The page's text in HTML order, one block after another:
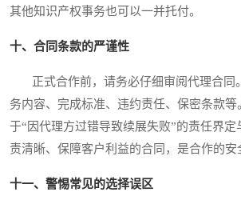
其他知识产权事务也可以一并托付。
十、合同条款的严谨性
正式合作前，请务必仔细审阅代理合同
务内容、完成标准、违约责任、保密条款
于“因代理方过错导致续展失败”的责任界定
责清晰、保障客户利益的合同，是合作的安
十一、警惕常见的选择误区